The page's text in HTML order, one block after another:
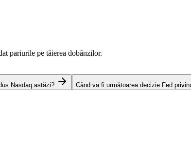
pariurile pe tăierea dobânzilor.
Nasdaq astăzi? Când va fi următoarea decizie Fed